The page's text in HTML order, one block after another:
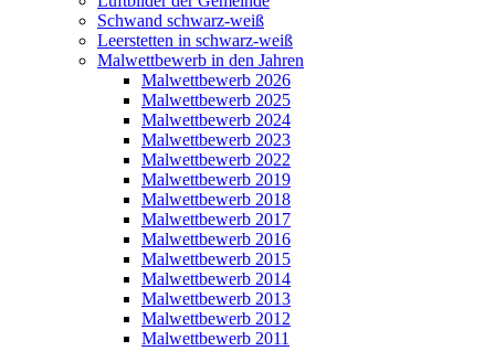
Schwand schwarz-weiß
Leerstetten in schwarz-weiß
Malwettbewerb in den Jahren
Malwettbewerb 2026
Malwettbewerb 2025
Malwettbewerb 2024
Malwettbewerb 2023
Malwettbewerb 2022
Malwettbewerb 2019
Malwettbewerb 2018
Malwettbewerb 2017
Malwettbewerb 2016
Malwettbewerb 2015
Malwettbewerb 2014
Malwettbewerb 2013
Malwettbewerb 2012
Malwettbewerb 2011